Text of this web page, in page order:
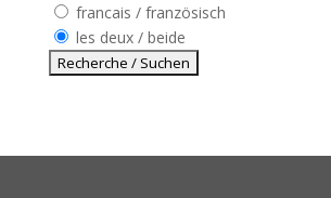
francais / französisch
les deux / beide